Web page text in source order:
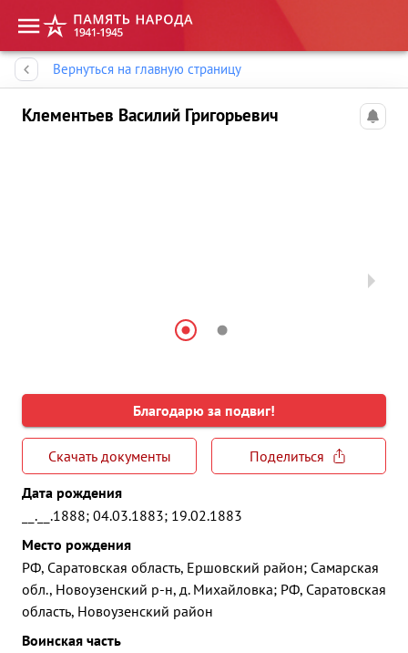
Вернуться на главную страницу
Клементьев Василий Григорьевич
Благодарю за подвиг!
Скачать документы
Поделиться
Дата рождения
__.__.1888; 04.03.1883; 19.02.1883
Место рождения
РФ, Саратовская область, Ершовский район; Самарская
обл., Новоузенский р-н, д. Михайловка; РФ, Саратовская
область, Новоузенский район
Воинская часть
Память народа